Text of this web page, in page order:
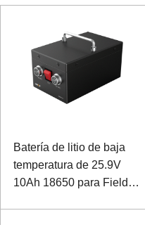
Batería de litio de baja
temperatura de 25.9V
10Ah 18650 para Field